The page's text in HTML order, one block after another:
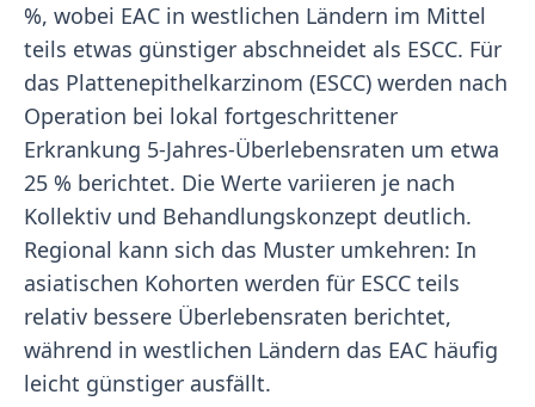
%, wobei EAC in westlichen Ländern im Mittel
teils etwas günstiger abschneidet als ESCC. Für
das Plattenepithelkarzinom (ESCC) werden nach
Operation bei lokal fortgeschrittener
Erkrankung 5-Jahres-Überlebensraten um etwa
25 % berichtet. Die Werte variieren je nach
Kollektiv und Behandlungskonzept deutlich.
Regional kann sich das Muster umkehren: In
asiatischen Kohorten werden für ESCC teils
relativ bessere Überlebensraten berichtet,
während in westlichen Ländern das EAC häufig
leicht günstiger ausfällt.